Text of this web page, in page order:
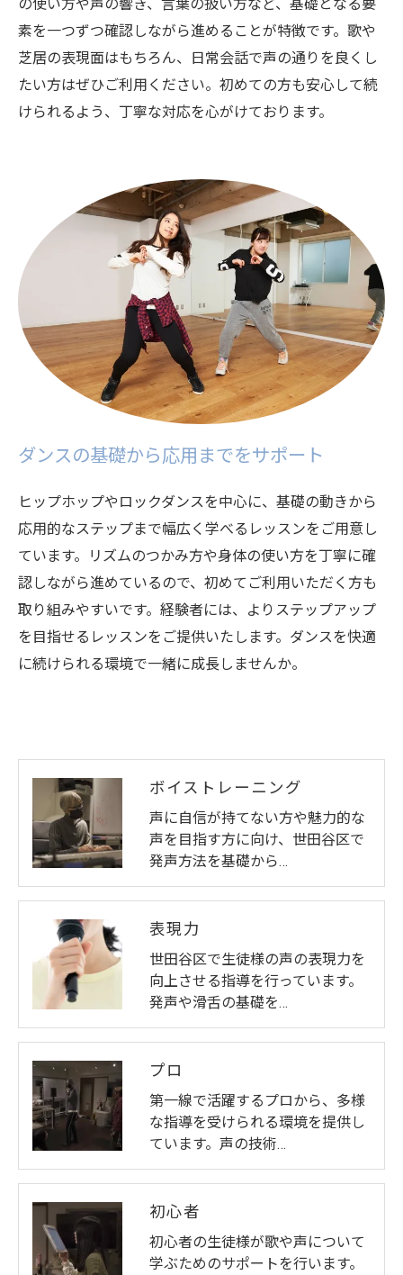
の使い方や声の響き、言葉の扱い方など、基礎となる要
素を一つずつ確認しながら進めることが特徴です。歌や
芝居の表現面はもちろん、日常会話で声の通りを良くし
たい方はぜひご利用ください。初めての方も安心して続
けられるよう、丁寧な対応を心がけております。
ダンスの基礎から応用までをサポート
ヒップホップやロックダンスを中心に、基礎の動きから
応用的なステップまで幅広く学べるレッスンをご用意し
ています。リズムのつかみ方や身体の使い方を丁寧に確
認しながら進めているので、初めてご利用いただく方も
取り組みやすいです。経験者には、よりステップアップ
を目指せるレッスンをご提供いたします。ダンスを快適
に続けられる環境で一緒に成長しませんか。
ボイストレーニング
声に自信が持てない方や魅力的な
声を目指す方に向け、世田谷区で
発声方法を基礎から…
表現力
世田谷区で生徒様の声の表現力を
向上させる指導を行っています。
発声や滑舌の基礎を…
プロ
第一線で活躍するプロから、多様
な指導を受けられる環境を提供し
ています。声の技術…
初心者
初心者の生徒様が歌や声について
学ぶためのサポートを行います。